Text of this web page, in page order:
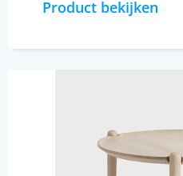
Product bekijken